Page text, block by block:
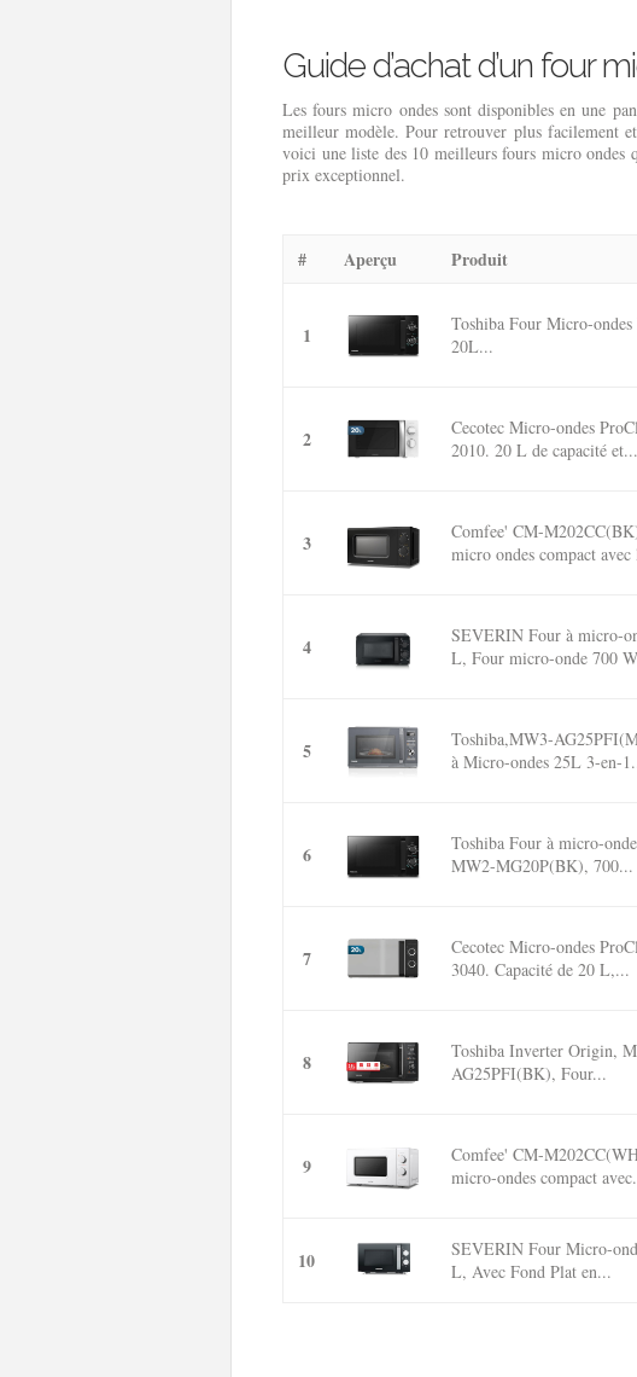
Guide d’achat d’un four
Les fours micro ondes sont disponibles en une
meilleur modèle. Pour retrouver plus facilement
voici une liste des 10 meilleurs fours micro ondes
prix exceptionnel.
# Aperçu Produit
1
Toshiba Four Micro-ondes
20L...
2
Cecotec Micro-ondes
2010. 20 L de capacité et...
3
Comfee' CM-
micro ondes compact avec
4
SEVERIN Four à micro-
L, Four micro-onde 700
5
Toshiba,MW3-
à Micro-ondes 25L 3-en-
6
Toshiba Four à micro-
MW2-MG20P(BK), 700...
7
Cecotec Micro-ondes
3040. Capacité de 20 L,...
8
Toshiba Inverter Origin,
AG25PFI(BK), Four...
9
Comfee' CM-
micro-ondes compact
10
SEVERIN Four Micro-
L, Avec Fond Plat en...